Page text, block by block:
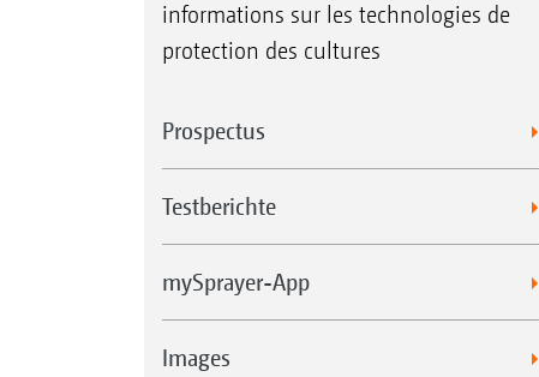
informations sur les technologies de
protection des cultures
Prospectus
Testberichte
mySprayer-App
Images